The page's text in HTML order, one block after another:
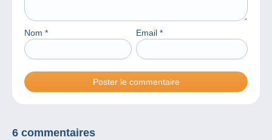
Nom * Email *
6 commentaires